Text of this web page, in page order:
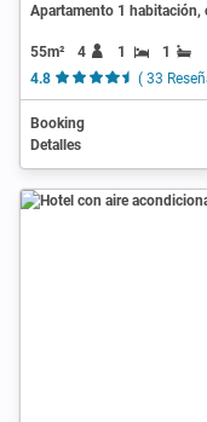
Apartamento 1 habitación,
55m² 4 1
1
4.8
( 33
Booking
Detalles